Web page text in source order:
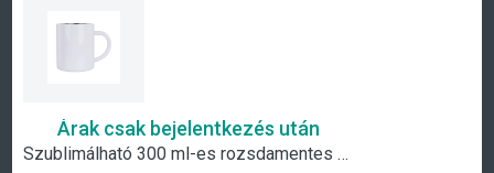
Árak csak bejelentkezés után
Szublimálható 300 ml-es rozsdamentes acél bögre - fehér